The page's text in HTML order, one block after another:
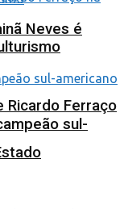
Ricardo Ferraço
Neves é
sul-